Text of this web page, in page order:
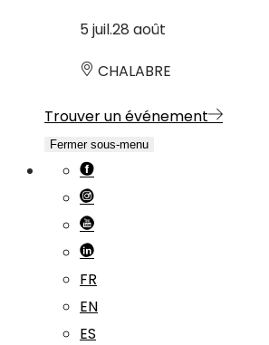
5 juil.28 août
CHALABRE
Trouver un événement
Fermer sous-menu
FR
EN
ES